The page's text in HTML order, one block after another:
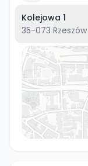
Kolejowa 1
35-073 Rzeszów